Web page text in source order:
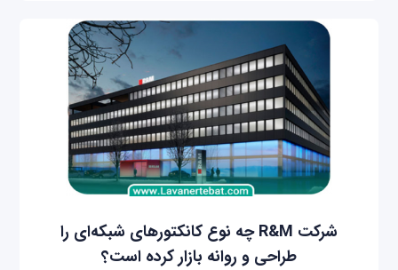
شرکت R&M چه نوع کانکتورهای شبکه‌ای را
طراحی و روانه بازار کرده است؟